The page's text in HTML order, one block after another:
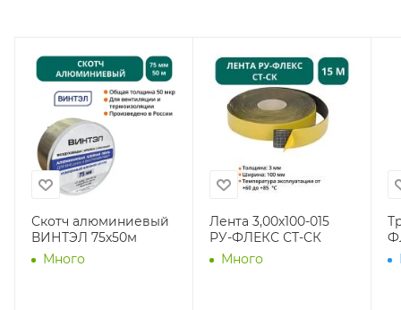
Скотч алюминиевый
ВИНТЭЛ 75х50м
Много
Лента 3,00х100-015
РУ-ФЛЕКС СТ-СК
Много